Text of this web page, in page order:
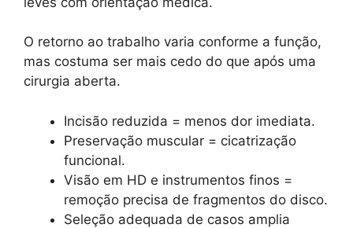
O retorno ao trabalho varia conforme a função,
mas costuma ser mais cedo do que após uma
cirurgia aberta.
Incisão reduzida = menos dor imediata.
Preservação muscular = cicatrização
funcional.
Visão em HD e instrumentos finos =
remoção precisa de fragmentos do disco.
Seleção adequada de casos amplia